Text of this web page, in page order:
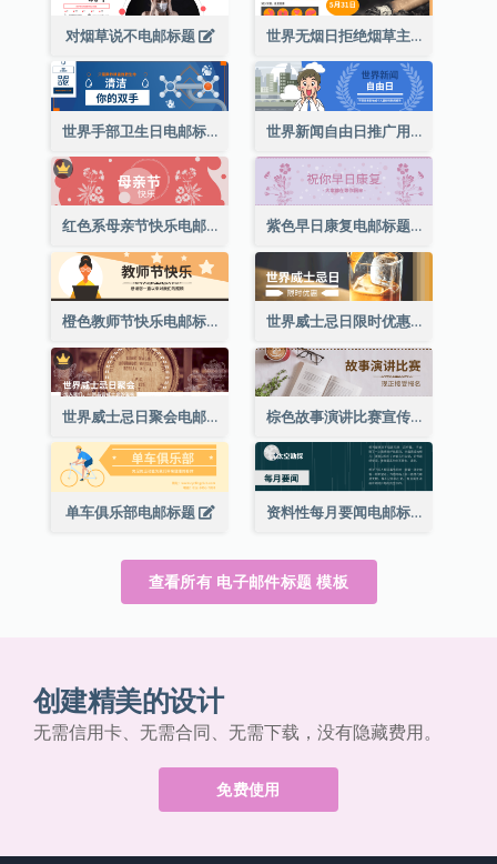
对烟草说不电邮标题 世界无烟日拒绝烟草主题短信标题
世界手部卫生日电邮标题 世界新闻自由日推广用电邮标题
红色系母亲节快乐电邮标题 紫色早日康复电邮标题
橙色教师节快乐电邮标题(附插图) 世界威士忌日限时优惠电邮标题
世界威士忌日聚会电邮标题 棕色故事演讲比赛宣传用电邮标题
单车俱乐部电邮标题 资料性每月要闻电邮标题
查看所有 电子邮件标题 模板
创建精美的设计
无需信用卡、无需合同、无需下载，没有隐藏费用。
免费使用